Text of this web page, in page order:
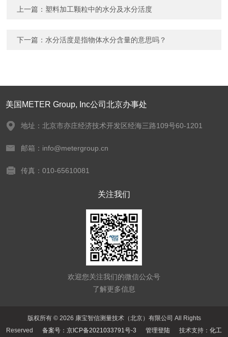
上一篇： 塑料加工颗粒中的水分及水分活度
下一篇： 水分活度是指物体水分含量的意思吗？
美国METER Group, Inc公司北京办事处
地址：北京市亦庄经济技术开发区经海三路109号60-1201
邮箱：info@metergroup.cn
传真：010-65610081
关注我们
欢迎您关注我们的微信公众号
了解更多信息
版权所有 © 2026 康宝智信测量技术（北京）有限公司 All Rights
Reserved 备案号：京ICP备2021033791号-3 管理登陆 技术支持： 化工